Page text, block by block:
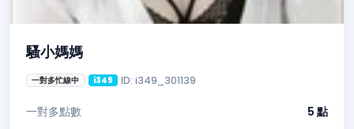
騷小媽媽
一對多忙線中 i349 ID: i349_301139
一對多點數 5 點